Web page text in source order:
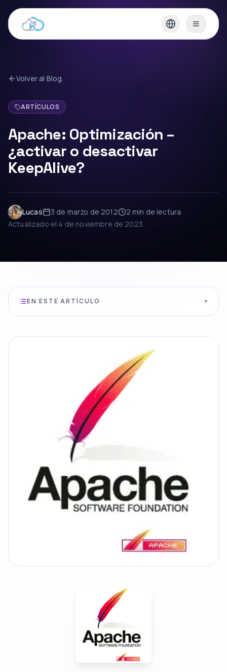
Volver al Blog
ARTÍCULOS
Apache: Optimización –
¿activar o desactivar
KeepAlive?
Lucas 3 de marzo de 2012 2 min de lectura
Actualizado el 4 de noviembre de 2023
EN ESTE ARTÍCULO ▾